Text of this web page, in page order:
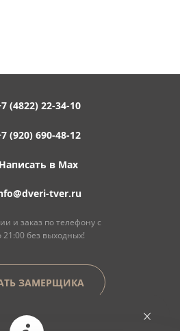
(4822) 22-34-10
(920) 690-48-12
Написать в Max
tver.ru
и заказ по телефону с
21:00 без выходных!
ЗАМЕРЩИКА